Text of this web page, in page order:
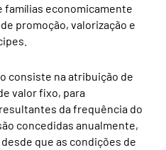
famílias economicamente
promoção, valorização e
consiste na atribuição de
valor fixo, para
da frequência do
concedidas anualmente,
que as condições de